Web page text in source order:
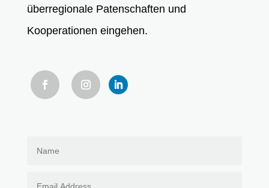
überregionale Patenschaften und
Kooperationen eingehen.